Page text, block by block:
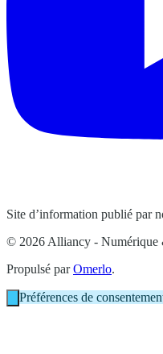
Site d’information publié par
© 2026 Alliancy - Numérique
Propulsé parOmerlo.
Préférences de